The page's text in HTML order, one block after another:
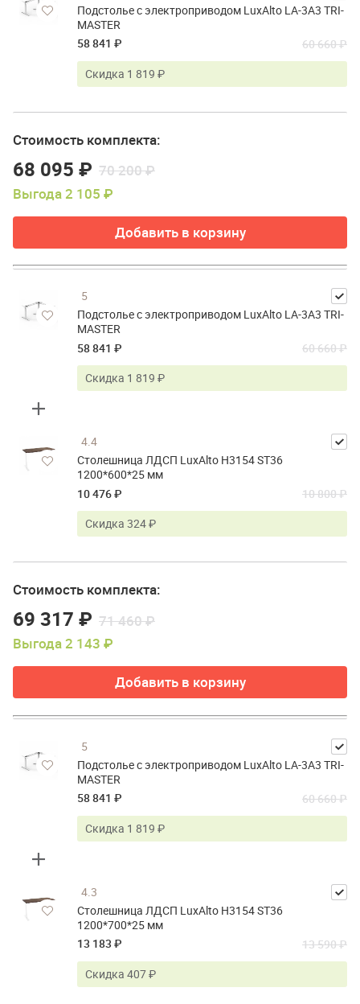
Подстолье с электроприводом LuxAlto LA-3A3 TRI-
MASTER
58 841 ₽
60 660 ₽
Скидка 1 819 ₽
Стоимость комплекта:
68 095 ₽ 70 200 ₽
Выгода 2 105 ₽
Добавить в корзину
5
Подстолье с электроприводом LuxAlto LA-3A3 TRI-
MASTER
58 841 ₽
60 660 ₽
Скидка 1 819 ₽
4.4
Столешница ЛДСП LuxAlto H3154 ST36
1200*600*25 мм
10 476 ₽
10 800 ₽
Скидка 324 ₽
Стоимость комплекта:
69 317 ₽ 71 460 ₽
Выгода 2 143 ₽
Добавить в корзину
5
Подстолье с электроприводом LuxAlto LA-3A3 TRI-
MASTER
58 841 ₽
60 660 ₽
Скидка 1 819 ₽
4.3
Столешница ЛДСП LuxAlto H3154 ST36
1200*700*25 мм
13 183 ₽
13 590 ₽
Скидка 407 ₽